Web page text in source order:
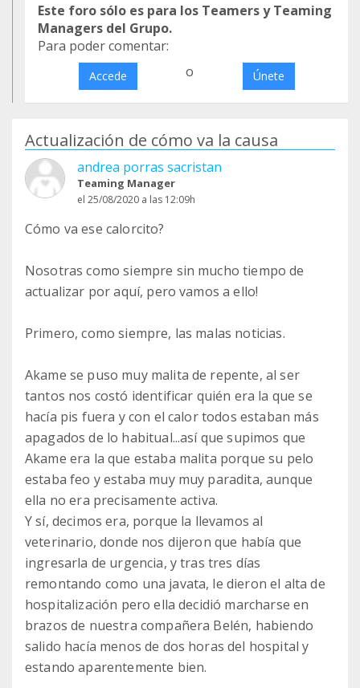
Este foro sólo es para los Teamers y Teaming
Managers del Grupo.
Para poder comentar:
Accede o Únete
Actualización de cómo va la causa
andrea porras sacristan
Teaming Manager
el 25/08/2020 a las 12:09h
Cómo va ese calorcito?
Nosotras como siempre sin mucho tiempo de
actualizar por aquí, pero vamos a ello!
Primero, como siempre, las malas noticias.
Akame se puso muy malita de repente, al ser
tantos nos costó identificar quién era la que se
hacía pis fuera y con el calor todos estaban más
apagados de lo habitual...así que supimos que
Akame era la que estaba malita porque su pelo
estaba feo y estaba muy muy paradita, aunque
ella no era precisamente activa.
Y sí, decimos era, porque la llevamos al
veterinario, donde nos dijeron que había que
ingresarla de urgencia, y tras tres días
remontando como una javata, le dieron el alta de
hospitalización pero ella decidió marcharse en
brazos de nuestra compañera Belén, habiendo
salido hacía menos de dos horas del hospital y
estando aparentemente bien.